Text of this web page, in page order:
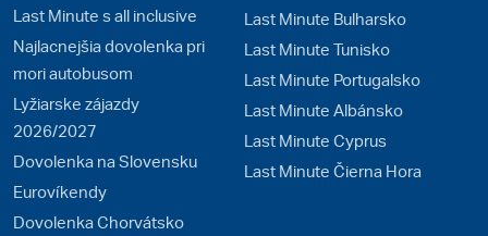
Last Minute s all inclusive
Najlacnejšia dovolenka pri
mori autobusom
Lyžiarske zájazdy
2026/2027
Dovolenka na Slovensku
Eurovíkendy
Dovolenka Chorvátsko
Last Minute Bulharsko
Last Minute Tunisko
Last Minute Portugalsko
Last Minute Albánsko
Last Minute Cyprus
Last Minute Čierna Hora